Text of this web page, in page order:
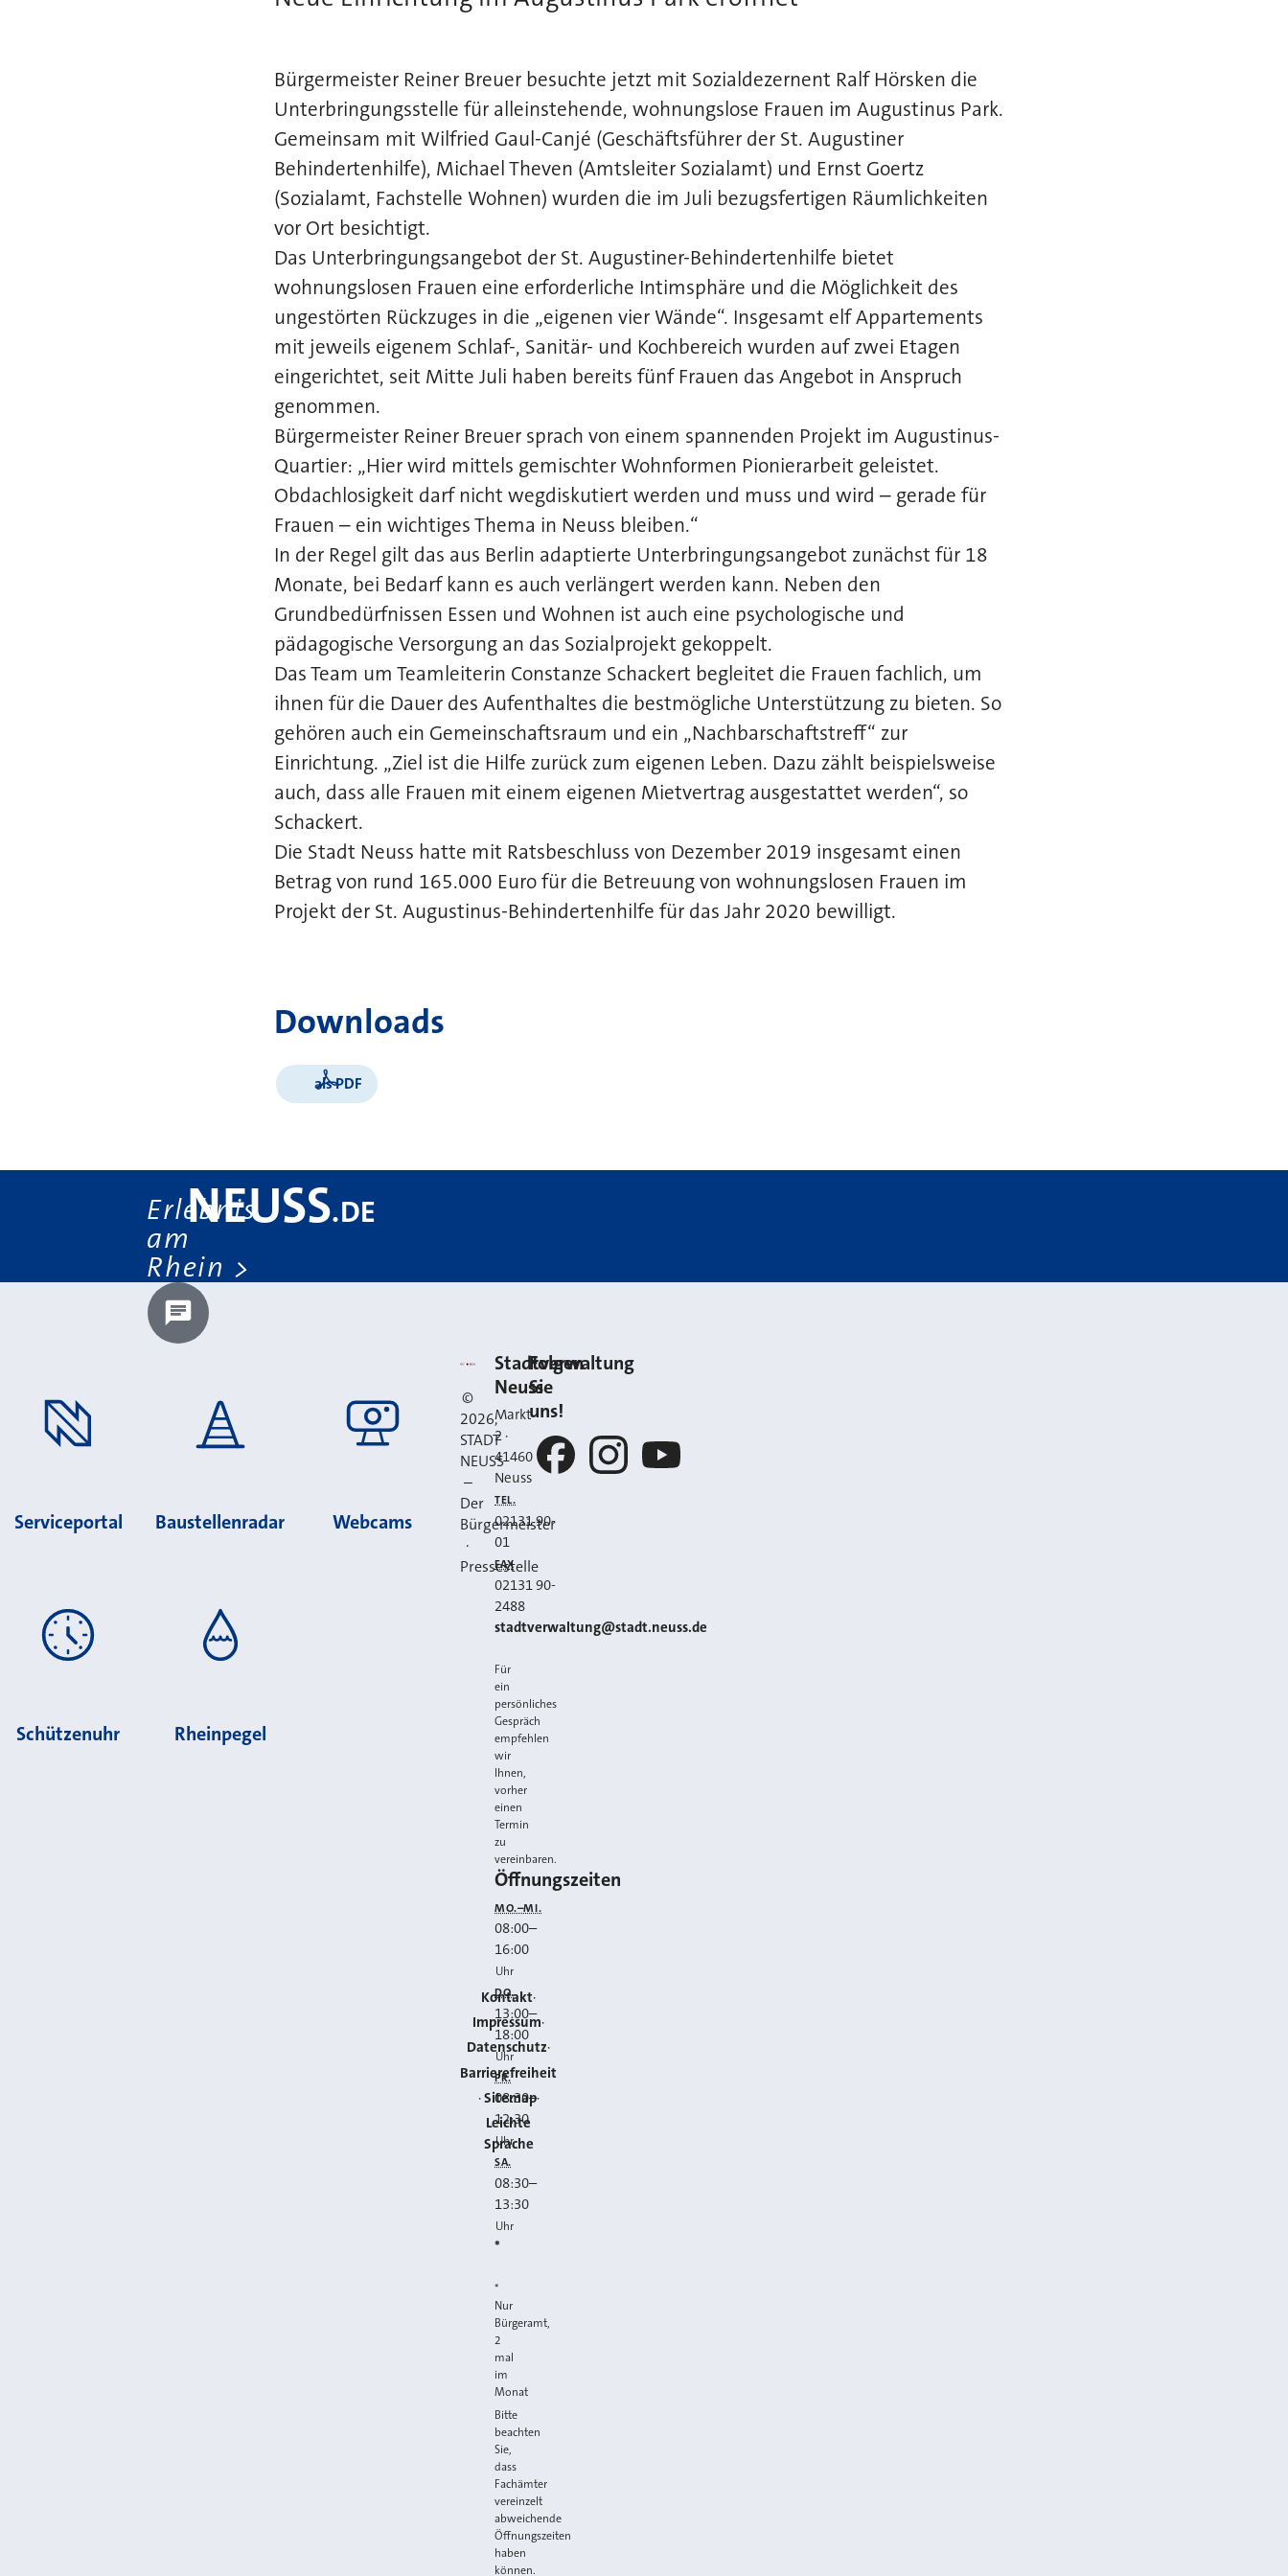
Bürgermeister Reiner Breuer besuchte jetzt mit Sozialdezernent Ralf Hörsken die
Unterbringungsstelle für alleinstehende, wohnungslose Frauen im Augustinus Park.
Gemeinsam mit Wilfried Gaul-Canjé (Geschäftsführer der St. Augustiner
Behindertenhilfe), Michael Theven (Amtsleiter Sozialamt) und Ernst Goertz
(Sozialamt, Fachstelle Wohnen) wurden die im Juli bezugsfertigen Räumlichkeiten
vor Ort besichtigt.
Das Unterbringungsangebot der St. Augustiner-Behindertenhilfe bietet
wohnungslosen Frauen eine erforderliche Intimsphäre und die Möglichkeit des
ungestörten Rückzuges in die „eigenen vier Wände“. Insgesamt elf Appartements
mit jeweils eigenem Schlaf-, Sanitär- und Kochbereich wurden auf zwei Etagen
eingerichtet, seit Mitte Juli haben bereits fünf Frauen das Angebot in Anspruch
genommen.
Bürgermeister Reiner Breuer sprach von einem spannenden Projekt im Augustinus-
Quartier: „Hier wird mittels gemischter Wohnformen Pionierarbeit geleistet.
Obdachlosigkeit darf nicht wegdiskutiert werden und muss und wird – gerade für
Frauen – ein wichtiges Thema in Neuss bleiben.“
In der Regel gilt das aus Berlin adaptierte Unterbringungsangebot zunächst für 18
Monate, bei Bedarf kann es auch verlängert werden kann. Neben den
Grundbedürfnissen Essen und Wohnen ist auch eine psychologische und
pädagogische Versorgung an das Sozialprojekt gekoppelt.
Das Team um Teamleiterin Constanze Schackert begleitet die Frauen fachlich, um
ihnen für die Dauer des Aufenthaltes die bestmögliche Unterstützung zu bieten. So
gehören auch ein Gemeinschaftsraum und ein „Nachbarschaftstreff“ zur
Einrichtung. „Ziel ist die Hilfe zurück zum eigenen Leben. Dazu zählt beispielsweise
auch, dass alle Frauen mit einem eigenen Mietvertrag ausgestattet werden“, so
Schackert.
Die Stadt Neuss hatte mit Ratsbeschluss von Dezember 2019 insgesamt einen
Betrag von rund 165.000 Euro für die Betreuung von wohnungslosen Frauen im
Projekt der St. Augustinus-Behindertenhilfe für das Jahr 2020 bewilligt.
Downloads
als PDF
Erlebnis
am
Rhein
NEUSS.DE
Chatbot laden?
Serviceportal Baustellenradar Webcams
Schützenuhr Rheinpegel
Stadt Neuss
©
2026,
STADT
NEUSS
–
Der
Bürgermeister
·
Pressestelle
Kontakt
Impressum
Datenschutz
Barrierefreiheit
Sitemap
Leichte
Sprache
Kontakt
Stadtverwaltung
Neuss
Markt
2 ·
41460
Neuss
TEL.
02131 90-
01
FAX
02131 90-
2488
E-MAIL
stadtverwaltung@stadt.neuss.de
Für
ein
persönliches
Gespräch
empfehlen
wir
Ihnen,
vorher
einen
Termin
zu
vereinbaren.
Öffnungszeiten
MO.–MI.
08:00–
16:00
Uhr
DO.
13:00–
18:00
Uhr
FR.
08:30–
12:30
Uhr
SA.
08:30–
13:30
Uhr
*
*
Nur
Bürgeramt,
2
mal
im
Monat
Bitte
beachten
Sie,
dass
Fachämter
vereinzelt
abweichende
Öffnungszeiten
haben
können.
Folgen
Sie
uns!